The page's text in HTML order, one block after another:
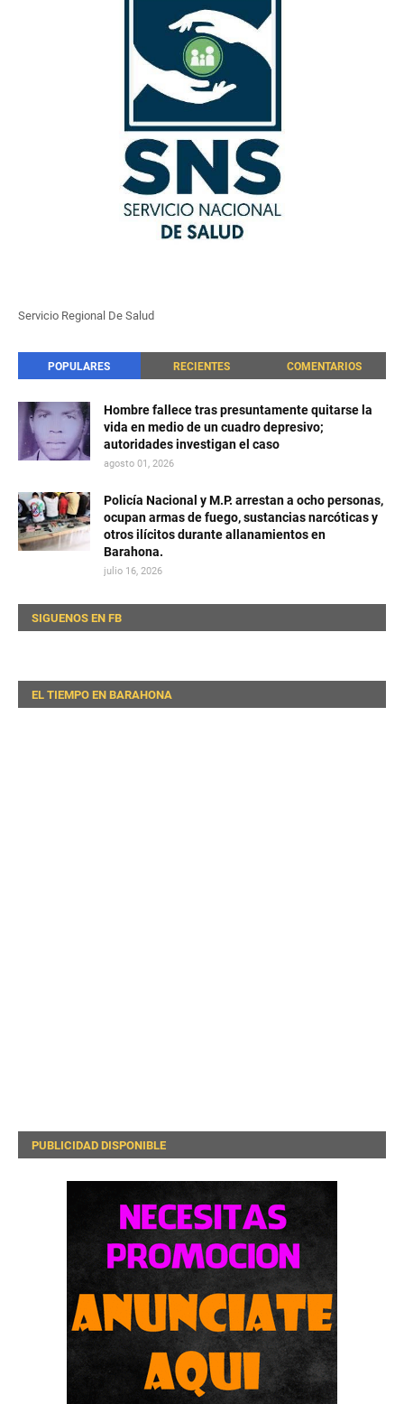
Servicio Regional De Salud
POPULARES RECIENTES COMENTARIOS
Hombre fallece tras presuntamente quitarse la
vida en medio de un cuadro depresivo;
autoridades investigan el caso
agosto 01, 2026
Policía Nacional y M.P. arrestan a ocho personas,
ocupan armas de fuego, sustancias narcóticas y
otros ilícitos durante allanamientos en
Barahona.
julio 16, 2026
SIGUENOS EN FB
EL TIEMPO EN BARAHONA
PUBLICIDAD DISPONIBLE